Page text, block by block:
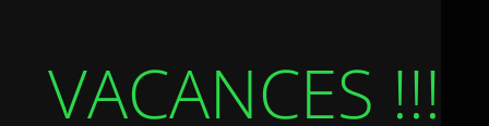
VACANCES !!!